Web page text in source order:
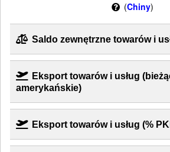
(Chiny)
Saldo zewnętrzne towarów i
Eksport towarów i usług
amerykańskie)
Eksport towarów i usług (%